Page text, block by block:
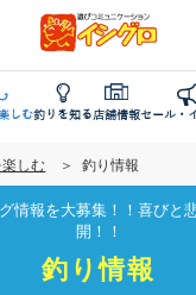
しむ釣りを知る店舗情報セール・
しむ 釣り情報
情報を大募集！！喜びと
開！！
釣り情報